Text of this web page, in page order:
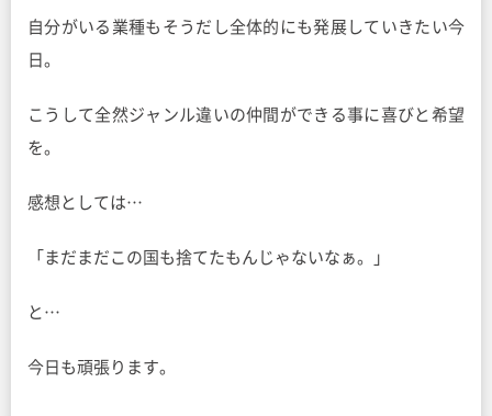
自分がいる業種もそうだし全体的にも発展していきたい今
日。
こうして全然ジャンル違いの仲間ができる事に喜びと希望
を。
感想としては…
「まだまだこの国も捨てたもんじゃないなぁ。」
と…
今日も頑張ります。